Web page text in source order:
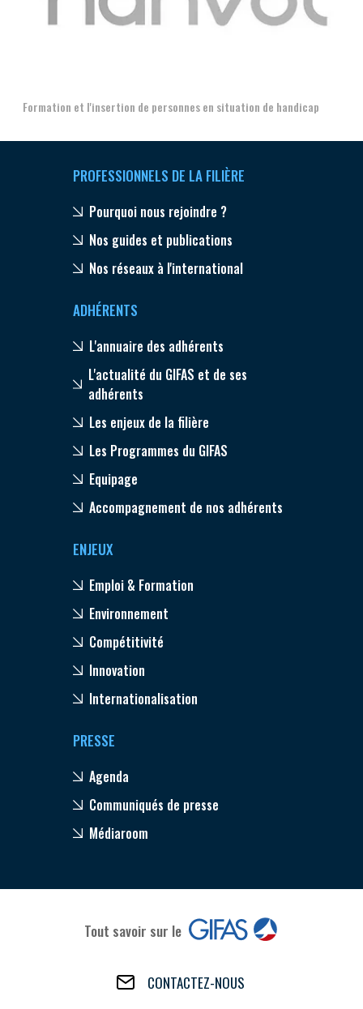
Formation et l'insertion de personnes en situation de handicap
PROFESSIONNELS DE LA FILIÈRE
Pourquoi nous rejoindre ?
Nos guides et publications
Nos réseaux à l'international
ADHÉRENTS
L'annuaire des adhérents
L'actualité du GIFAS et de ses
adhérents
Les enjeux de la filière
Les Programmes du GIFAS
Equipage
Accompagnement de nos adhérents
ENJEUX
Emploi & Formation
Environnement
Compétitivité
Innovation
Internationalisation
PRESSE
Agenda
Communiqués de presse
Médiaroom
Tout savoir sur le
CONTACTEZ-NOUS